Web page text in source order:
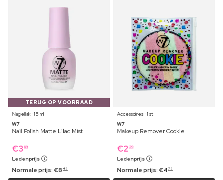
TERUG OP VOORRAAD
Nagellak ⋅ 15 ml
W7
Nail Polish Matte Lilac Mist
€3 69
Ledenprijs
Normale prijs:€8 49
Accessoires ⋅ 1 st
W7
Makeup Remover Cookie
€2 29
Ledenprijs
Normale prijs:€4 79